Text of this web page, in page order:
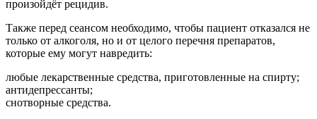
произойдёт рецидив.
Также перед сеансом необходимо, чтобы пациент отказался не
только от алкоголя, но и от целого перечня препаратов,
которые ему могут навредить:
любые лекарственные средства, приготовленные на спирту;
антидепрессанты;
снотворные средства.